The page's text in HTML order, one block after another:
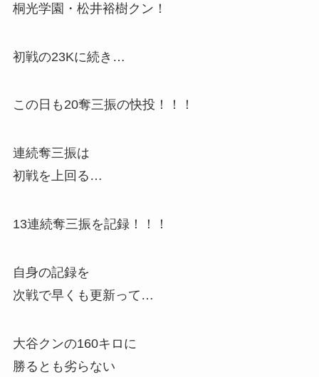
桐光学園・松井裕樹クン！
初戦の23Kに続き…
この日も20奪三振の快投！！！
連続奪三振は
初戦を上回る…
13連続奪三振を記録！！！
自身の記録を
次戦で早くも更新って…
大谷クンの160キロに
勝るとも劣らない